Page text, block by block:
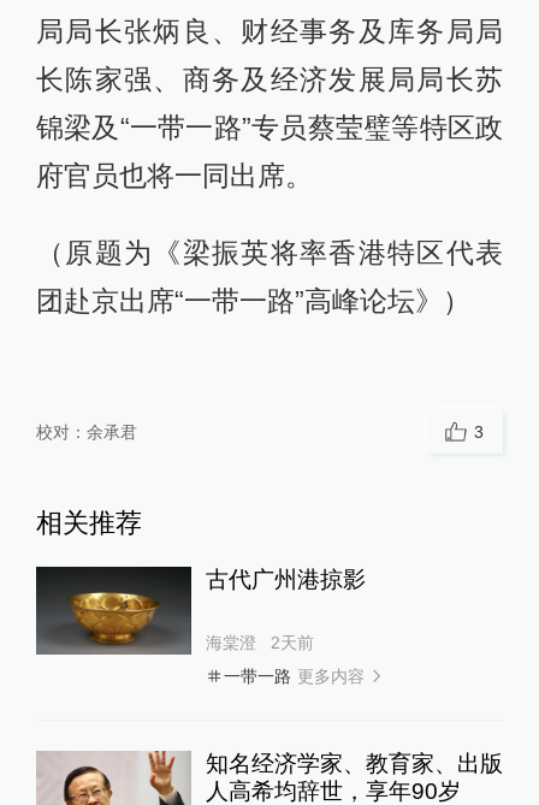
局局长张炳良、财经事务及库务局局
长陈家强、商务及经济发展局局长苏
锦梁及“一带一路”专员蔡莹璧等特区政
府官员也将一同出席。
（原题为《梁振英将率香港特区代表
团赴京出席“一带一路”高峰论坛》）
校对： 余承君 3
相关推荐
古代广州港掠影
海棠澄
2天前
一带一路 更多内容
知名经济学家、教育家、出版
人高希均辞世，享年90岁